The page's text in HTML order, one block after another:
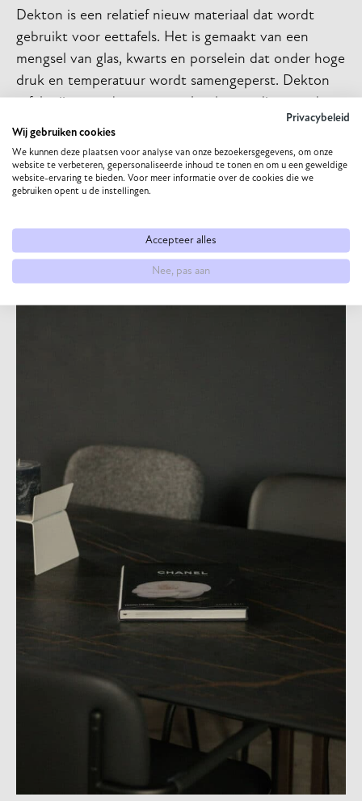
Dekton is een relatief nieuw materiaal dat wordt
gebruikt voor eettafels. Het is gemaakt van een
mengsel van glas, kwarts en porselein dat onder hoge
druk en temperatuur wordt samengeperst. Dekton
tafels zijn zeer duurzaam en krasbestendig, waardoor
ze perfect zijn voor gezinnen met kinderen. Het is
ook hittebestendig, zodat je je geen zorgen hoeft te
maken over hete pannen. Dekton is ook zeer
hygiënisch en gemakkelijk schoon te maken met een
materiaal waardoor de kans op beschadigingen klein
is. Door de stevige look op dedekton eettafelcreëer
je een luxe uitstraling binnen je interieur.
Privacybeleid
Wij gebruiken cookies
We kunnen deze plaatsen voor analyse van onze bezoekersgegevens, om onze
website te verbeteren, gepersonaliseerde inhoud te tonen en om u een geweldige
website-ervaring te bieden. Voor meer informatie over de cookies die we
gebruiken opent u de instellingen.
Accepteer alles
Nee, pas aan